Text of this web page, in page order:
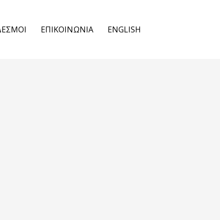
ΕΠΙΚΟΙΝΩΝΙΑ ENGLISH